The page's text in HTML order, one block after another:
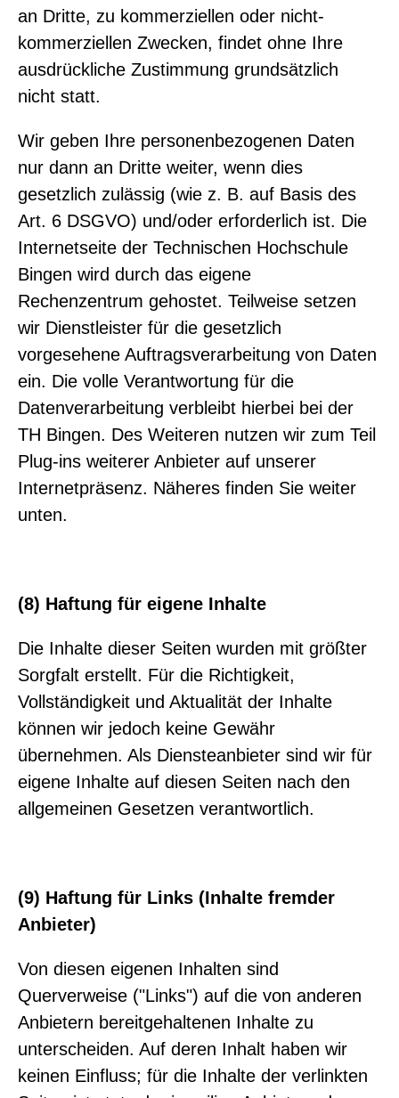
an Dritte, zu kommerziellen oder nicht-
kommerziellen Zwecken, findet ohne Ihre
ausdrückliche Zustimmung grundsätzlich
nicht statt.
Wir geben Ihre personenbezogenen Daten
nur dann an Dritte weiter, wenn dies
gesetzlich zulässig (wie z. B. auf Basis des
Art. 6 DSGVO) und/oder erforderlich ist. Die
Internetseite der Technischen Hochschule
Bingen wird durch das eigene
Rechenzentrum gehostet. Teilweise setzen
wir Dienstleister für die gesetzlich
vorgesehene Auftragsverarbeitung von Daten
ein. Die volle Verantwortung für die
Datenverarbeitung verbleibt hierbei bei der
TH Bingen. Des Weiteren nutzen wir zum Teil
Plug-ins weiterer Anbieter auf unserer
Internetpräsenz. Näheres finden Sie weiter
unten.
(8) Haftung für eigene Inhalte
Die Inhalte dieser Seiten wurden mit größter
Sorgfalt erstellt. Für die Richtigkeit,
Vollständigkeit und Aktualität der Inhalte
können wir jedoch keine Gewähr
übernehmen. Als Diensteanbieter sind wir für
eigene Inhalte auf diesen Seiten nach den
allgemeinen Gesetzen verantwortlich.
(9) Haftung für Links (Inhalte fremder
Anbieter)
Von diesen eigenen Inhalten sind
Querverweise ("Links") auf die von anderen
Anbietern bereitgehaltenen Inhalte zu
unterscheiden. Auf deren Inhalt haben wir
keinen Einfluss; für die Inhalte der verlinkten